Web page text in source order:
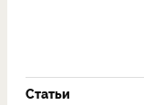
Статьи